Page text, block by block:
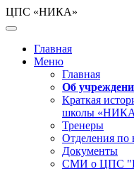
ЦПС «НИКА»
Главная
Меню
Главная
Об
Краткая
школы
Тренеры
Отделения по
Документы
СМИ о ЦПС